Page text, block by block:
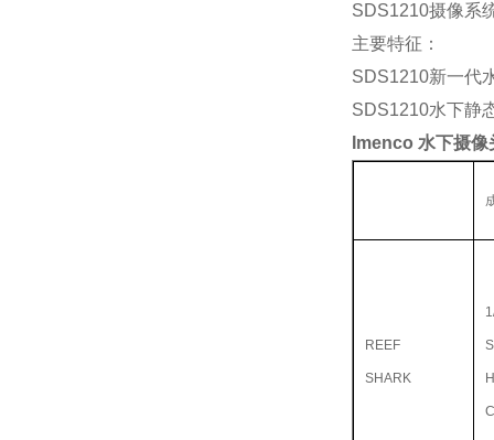
SDS1210摄像系
主要特征：
SDS1210新一代
SDS1210水下静
Imenco 水下摄像
REEF
SHARK